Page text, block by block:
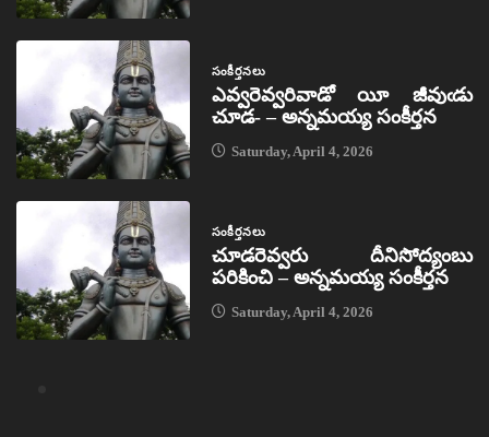
సంకీర్తనలు
ఎవ్వరెవ్వరివాడో యీ జీవుఁడు
చూడ- – అన్నమయ్య సంకీర్తన
Saturday, April 4, 2026
సంకీర్తనలు
చూడరెవ్వరు దీనిసోద్యంబు
పరికించి – అన్నమయ్య సంకీర్తన
Saturday, April 4, 2026